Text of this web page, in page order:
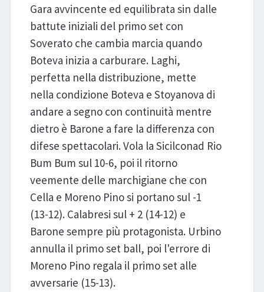
Gara avvincente ed equilibrata sin dalle
battute iniziali del primo set con
Soverato che cambia marcia quando
Boteva inizia a carburare. Laghi,
perfetta nella distribuzione, mette
nella condizione Boteva e Stoyanova di
andare a segno con continuità mentre
dietro è Barone a fare la differenza con
difese spettacolari. Vola la Sicilconad Rio
Bum Bum sul 10-6, poi il ritorno
veemente delle marchigiane che con
Cella e Moreno Pino si portano sul -1
(13-12). Calabresi sul + 2 (14-12) e
Barone sempre più protagonista. Urbino
annulla il primo set ball, poi l'errore di
Moreno Pino regala il primo set alle
avversarie (15-13).